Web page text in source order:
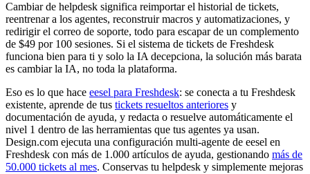
Cambiar de helpdesk significa reimportar el historial de tickets,
reentrenar a los agentes, reconstruir macros y automatizaciones, y
redirigir el correo de soporte, todo para escapar de un complemento
de $49 por 100 sesiones. Si el sistema de tickets de Freshdesk
funciona bien para ti y solo la IA decepciona, la solución más barata
es cambiar la IA, no toda la plataforma.
Eso es lo que hace eesel para Freshdesk: se conecta a tu Freshdesk
existente, aprende de tus tickets resueltos anteriores y
documentación de ayuda, y redacta o resuelve automáticamente el
nivel 1 dentro de las herramientas que tus agentes ya usan.
Design.com ejecuta una configuración multi-agente de eesel en
Freshdesk con más de 1.000 artículos de ayuda, gestionando más de
50.000 tickets al mes. Conservas tu helpdesk y simplemente mejoras